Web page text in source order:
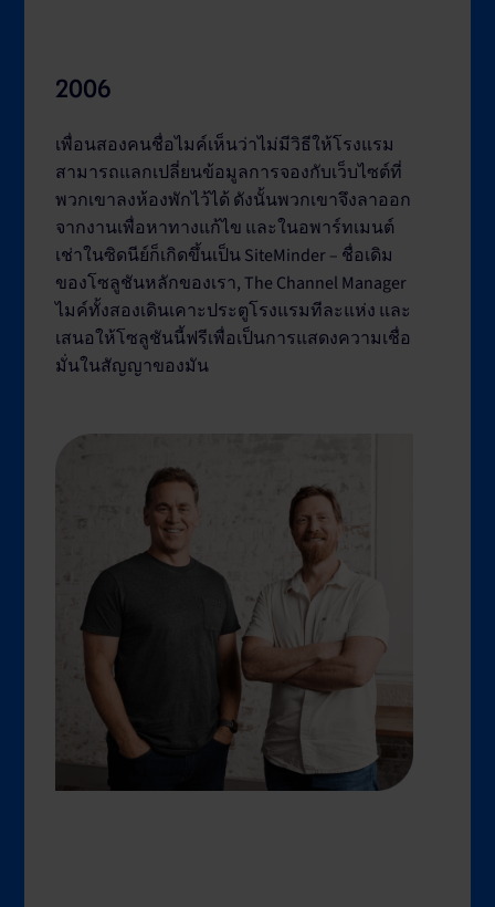
2006
เพื่อนสองคนชื่อไมค์เห็นว่าไม่มีวิธีให้โรงแรม
สามารถแลกเปลี่ยนข้อมูลการจองกับเว็บไซต์ที่
พวกเขาลงห้องพักไว้ได้ ดังนั้นพวกเขาจึงลาออก
จากงานเพื่อหาทางแก้ไข และในอพาร์ทเมนต์
เช่าในซิดนีย์ก็เกิดขึ้นเป็น SiteMinder – ชื่อเดิม
ของโซลูชันหลักของเรา, The Channel Manager
ไมค์ทั้งสองเดินเคาะประตูโรงแรมทีละแห่ง และ
เสนอให้โซลูชันนี้ฟรีเพื่อเป็นการแสดงความเชื่อ
มั่นในสัญญาของมัน